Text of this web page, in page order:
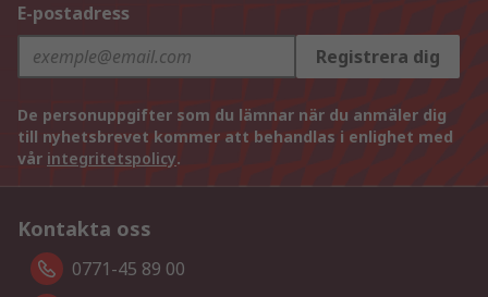
E-postadress
Registrera dig
De personuppgifter som du lämnar när du anmäler dig
till nyhetsbrevet kommer att behandlas i enlighet med
vår integritetspolicy.
Kontakta oss
0771-45 89 00